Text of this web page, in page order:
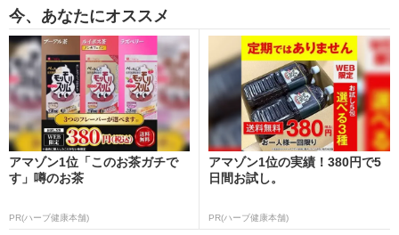
今、あなたにオススメ
アマゾン1位「このお茶ガチで
す」噂のお茶
PR(ハーブ健康本舗)
アマゾン1位の実績！380円で5
日間お試し。
PR(ハーブ健康本舗)